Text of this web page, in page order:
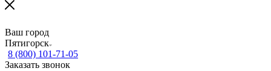
Ваш город
Пятигорск
8 (800) 101-71-05
Заказать звонок